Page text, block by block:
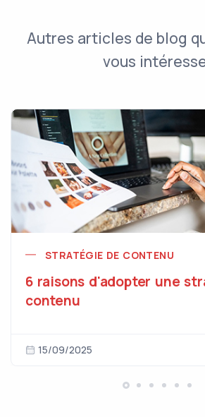
Autres articles de blog
vous
STRATÉGIE DE CONTENU
6 raisons d'adopter une
contenu
15/09/2025